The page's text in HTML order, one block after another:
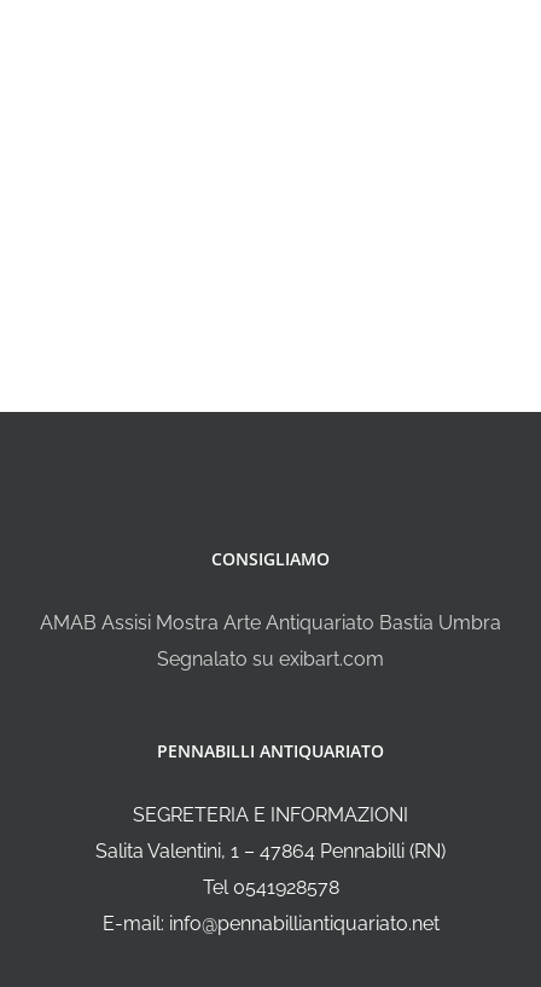
CONSIGLIAMO
AMAB Assisi Mostra Arte Antiquariato Bastia Umbra
Segnalato su exibart.com
PENNABILLI ANTIQUARIATO
SEGRETERIA E INFORMAZIONI
Salita Valentini, 1 – 47864 Pennabilli (RN)
Tel 0541928578
E-mail: info@pennabilliantiquariato.net